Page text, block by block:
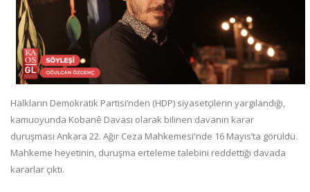
Halkların Demokratik Partisi’nden (HDP) siyasetçilerin yargılandığı,
kamuoyunda Kobanê Davası olarak bilinen davanın karar
duruşması Ankara 22. Ağır Ceza Mahkemesi'nde 16 Mayıs’ta görüldü.
Mahkeme heyetinin, duruşma erteleme talebini reddettiği davada
kararlar çıktı.